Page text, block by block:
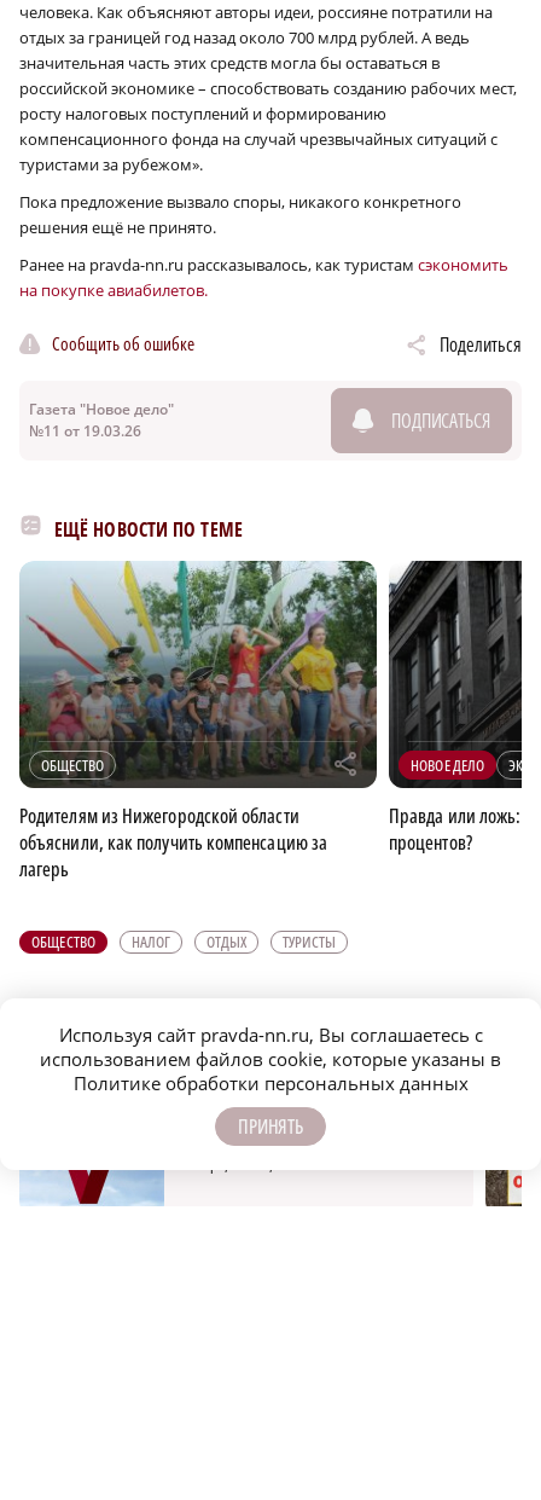
человека. Как объясняют авторы идеи, россияне потратили на
отдых за границей год назад около 700 млрд рублей. А ведь
значительная часть этих средств могла бы оставаться в
российской экономике – способствовать созданию рабочих мест,
росту налоговых поступлений и формированию
компенсационного фонда на случай чрезвычайных ситуаций с
туристами за рубежом».
Пока предложение вызвало споры, никакого конкретного
решения ещё не принято.
Ранее на pravda-nn.ru рассказывалось, как туристам сэкономить
на покупке авиабилетов.
Сообщить об ошибке Поделиться
Газета "Новое дело"
№11 от 19.03.26
ПОДПИСАТЬСЯ
ЕЩЁ НОВОСТИ ПО ТЕМЕ
ОБЩЕСТВО r
Родителям из Нижегородской области
объяснили, как получить компенсацию за
лагерь
НОВОЕ ДЕЛО
Правда или ложь:
процентов?
ОБЩЕСТВО НАЛОГ ОТДЫХ ТУРИСТЫ
ПОДПИСЫВАЙТЕСЬ НА НАШИ
КАНАЛЫ В MAX И TELEGRAM:
НИЖЕГОРОДСКАЯ ПРАВДА
Используя сайт pravda-nn.ru, Вы соглашаетесь с
использованием файлов cookie, которые указаны в
Политике обработки персональных данных
ПРИНЯТЬ